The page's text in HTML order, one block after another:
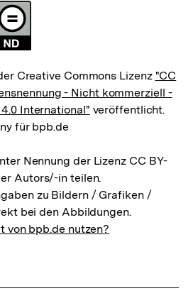
Creative Commons Lizenz "CC
- Nicht kommerziell -
International" veröffentlicht.
für bpb.de
Nennung der Lizenz CC BY-
Autors/-in teilen.
zu Bildern / Grafiken /
bei den Abbildungen.
von bpb.de nutzen?